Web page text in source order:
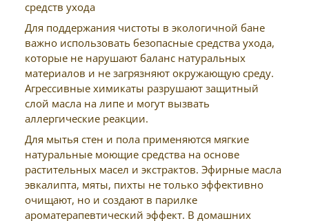
Для поддержания чистоты в экологичной бане
важно использовать безопасные средства ухода,
которые не нарушают баланс натуральных
материалов и не загрязняют окружающую среду.
Агрессивные химикаты разрушают защитный
слой масла на липе и могут вызвать
аллергические реакции.
Для мытья стен и пола применяются мягкие
натуральные моющие средства на основе
растительных масел и экстрактов. Эфирные масла
эвкалипта, мяты, пихты не только эффективно
очищают, но и создают в парилке
ароматерапевтический эффект. В домашних